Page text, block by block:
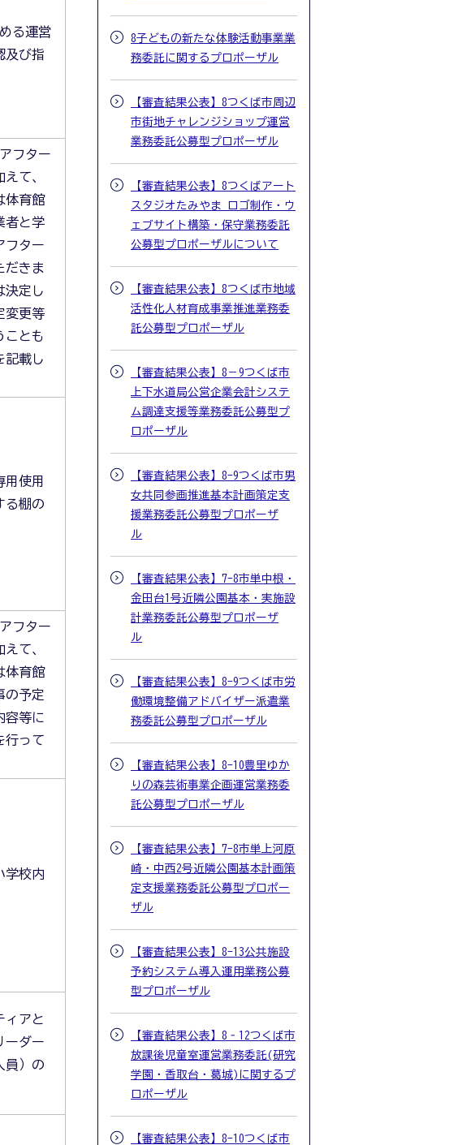
る運営
及び指
フター
て、
体育館
者と学
フター
だきま
決定し
変更等
ことも
記載し
用使用
る棚の
フター
て、
体育館
の予定
容等に
行って
学校内
ィアと
ーダー
員）の
8子どもの新たな体験活動事業業
務委託に関するプロポーザル
【審査結果公表】8つくば市周辺
市街地チャレンジショップ運営
業務委託公募型プロポーザル
【審査結果公表】8つくばアート
スタジオたみやま ロゴ制作・ウ
ェブサイト構築・保守業務委託
公募型プロポーザルについて
【審査結果公表】8つくば市地域
活性化人材育成事業推進業務委
託公募型プロポーザル
【審査結果公表】8－9つくば市
上下水道局公営企業会計システ
ム調達支援等業務委託公募型プ
ロポーザル
【審査結果公表】8-9つくば市男
女共同参画推進基本計画策定支
援業務委託公募型プロポーザ
ル
【審査結果公表】7-8市単中根・
金田台1号近隣公園基本・実施設
計業務委託公募型プロポーザ
ル
【審査結果公表】8-9つくば市労
働環境整備アドバイザー派遣業
務委託公募型プロポーザル
【審査結果公表】8-10豊里ゆか
りの森芸術事業企画運営業務委
託公募型プロポーザル
【審査結果公表】7-8市単上河原
崎・中西2号近隣公園基本計画策
定支援業務委託公募型プロポー
ザル
【審査結果公表】8-13公共施設
予約システム導入運用業務公募
型プロポーザル
【審査結果公表】8‐12つくば市
放課後児童室運営業務委託(研究
学園・香取台・葛城)に関するプ
ロポーザル
【審査結果公表】8-10つくば市